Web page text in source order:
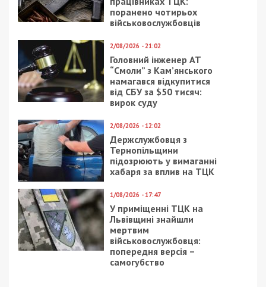
7/08/2026 - 13:30
Лікар з Дніпропетровщини організував схему
вивезення військовослужбовця з частини за 7 тисяч
доларів
ПОПУЛЯРНІ НОВИНИ
7/08/2026 - 15:00
На Закарпатті ТЦК
«списав» понад 1500